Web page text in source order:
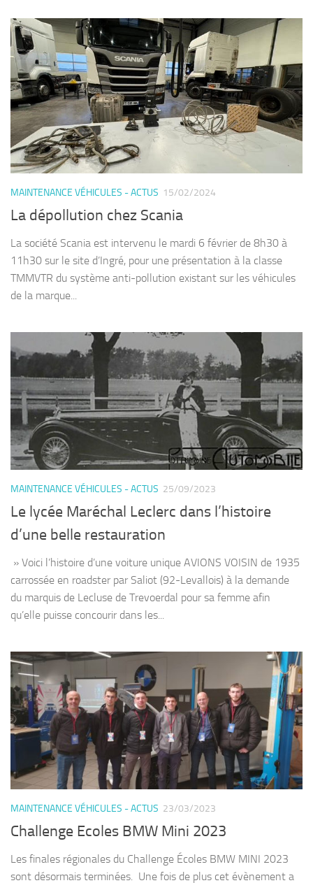
MAINTENANCE VÉHICULES - ACTUS 15/02/2024
La dépollution chez Scania
La société Scania est intervenu le mardi 6 février de 8h30 à
11h30 sur le site d’Ingré, pour une présentation à la classe
TMMVTR du système anti-pollution existant sur les véhicules
de la marque...
MAINTENANCE VÉHICULES - ACTUS 25/09/2023
Le lycée Maréchal Leclerc dans l’histoire
d’une belle restauration
» Voici l’histoire d’une voiture unique AVIONS VOISIN de 1935
carrossée en roadster par Saliot (92-Levallois) à la demande
du marquis de Lecluse de Trevoerdal pour sa femme afin
qu’elle puisse concourir dans les...
MAINTENANCE VÉHICULES - ACTUS 23/03/2023
Challenge Ecoles BMW Mini 2023
Les finales régionales du Challenge Écoles BMW MINI 2023
sont désormais terminées. Une fois de plus cet évènement a